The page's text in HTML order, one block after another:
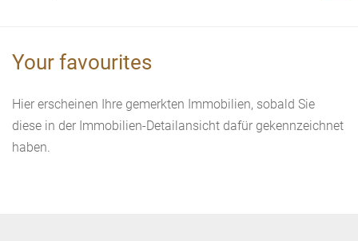
Your favourites
Hier erscheinen Ihre gemerkten Immobilien, sobald Sie
diese in der Immobilien-Detailansicht dafür gekennzeichnet
haben.